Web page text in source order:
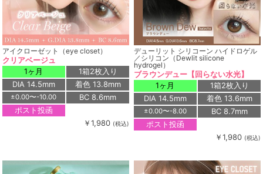
アイクローゼット（eye closet）
クリアベージュ
1ヶ月
1箱2枚入り
DIA 14.5mm
着色 13.8mm
±0.00〜-10.00
BC 8.6mm
ポスト投函
￥1,980 (税込)
デューリット シリコーン ハイドロゲル
／シリコン（Dewlit silicone
hydrogel）
ブラウンデュー【回らない水光】
1ヶ月
1箱2枚入り
DIA 14.5mm
着色 13.6mm
±0.00〜-8.00
BC 8.7mm
ポスト投函
￥1,980 (税込)